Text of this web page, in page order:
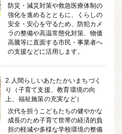
防災・減災対策や救急医療体制の
強化を進めるとともに、くらしの
安全・安心を守るため、防犯カメ
ラの整備や高温常態化対策、物価
⾼騰等に直⾯する市⺠・事業者へ
の⽀援などに活用します。
2.⼈間らしいあたたかいまちづく
り（子育て支援、教育環境の向
上、福祉施策の充実など）
次代を担うこどもたちの健やかな
成長のため子育て世帯の経済的負
担の軽減や多様な学校環境の整備